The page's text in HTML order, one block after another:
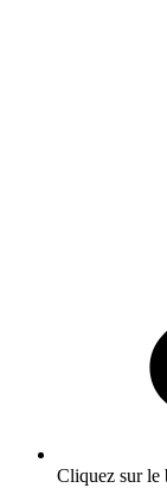
Cliquez sur le